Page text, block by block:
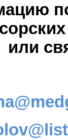
или
@
@ list